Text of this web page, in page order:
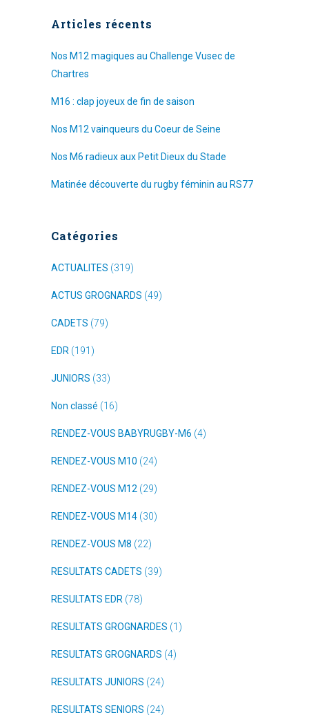
Articles récents
Nos M12 magiques au Challenge Vusec de
Chartres
M16 : clap joyeux de fin de saison
Nos M12 vainqueurs du Coeur de Seine
Nos M6 radieux aux Petit Dieux du Stade
Matinée découverte du rugby féminin au RS77
Catégories
ACTUALITES (319)
ACTUS GROGNARDS (49)
CADETS (79)
EDR (191)
JUNIORS (33)
Non classé (16)
RENDEZ-VOUS BABYRUGBY-M6 (4)
RENDEZ-VOUS M10 (24)
RENDEZ-VOUS M12 (29)
RENDEZ-VOUS M14 (30)
RENDEZ-VOUS M8 (22)
RESULTATS CADETS (39)
RESULTATS EDR (78)
RESULTATS GROGNARDES (1)
RESULTATS GROGNARDS (4)
RESULTATS JUNIORS (24)
RESULTATS SENIORS (24)